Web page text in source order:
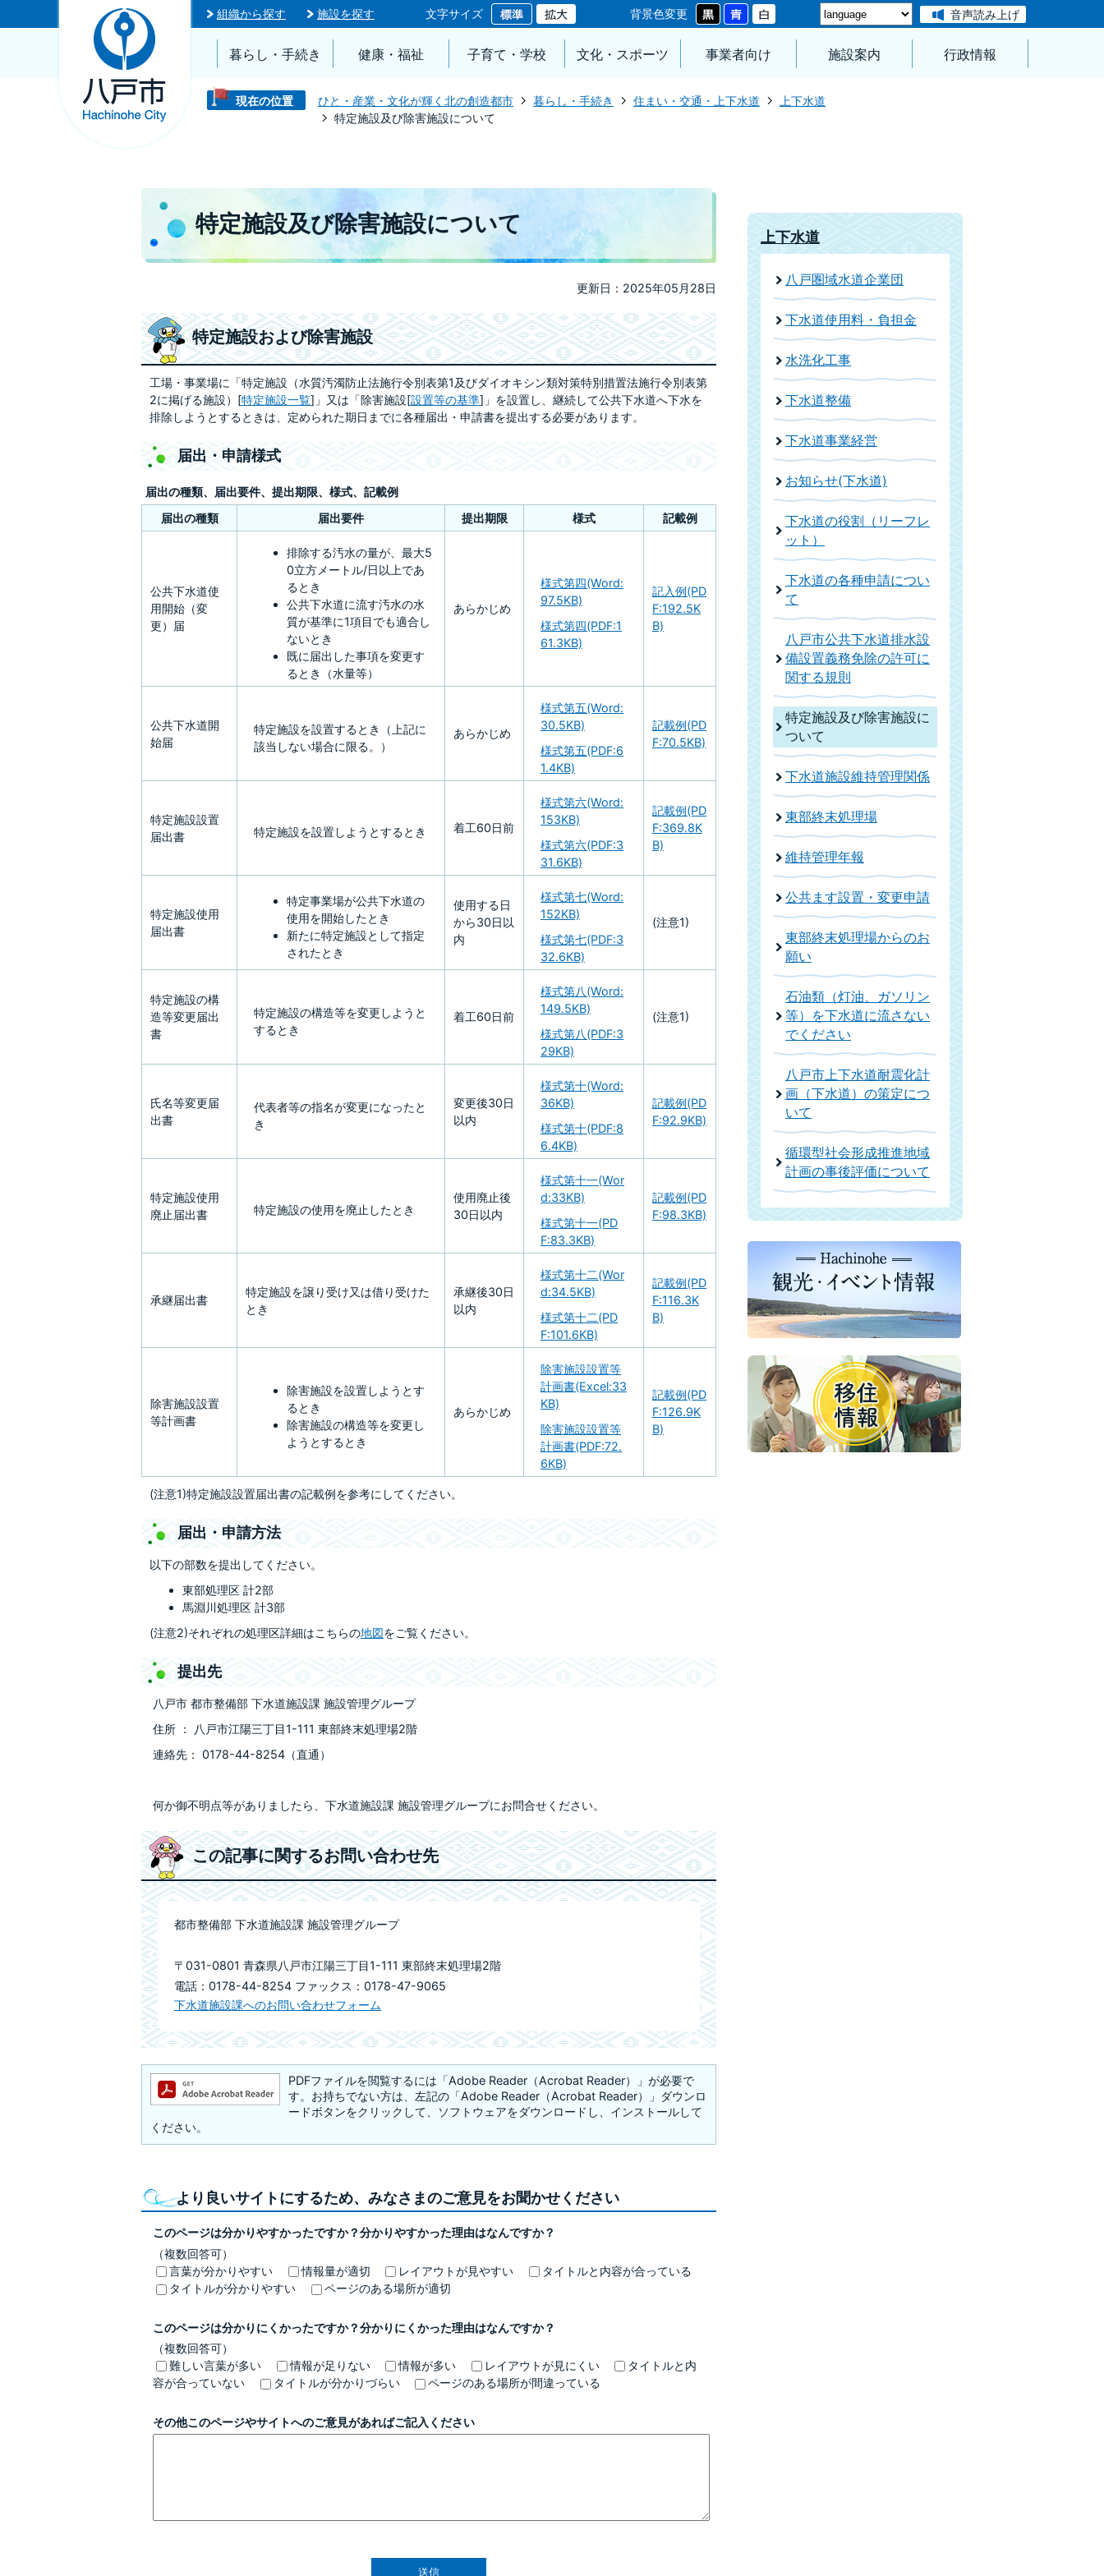
組織から探す 施設を探す 文字サイズ 背景色変更 音声読み上げ
暮らし・手続き 健康・福祉 子育て・学校 文化・スポーツ 事業者向け 施設案内 行政情報
現在の位置 ひと・産業・文化が輝く北の創造都市 暮らし・手続き 住まい・交通・上下水道
上下水道
特定施設及び除害施設について
特定施設及び除害施設について
更新日：2025年05月28日
特定施設および除害施設
工場・事業場に「特定施設（水質汚濁防止法施行令別表第1及びダイオキシン類対策特別措置法施行令別表第
2に掲げる施設）[特定施設一覧]」又は「除害施設[設置等の基準]」を設置し、継続して公共下水道へ下水を
排除しようとするときは、定められた期日までに各種届出・申請書を提出する必要があります。
届出・申請様式
届出の種類、届出要件、提出期限、様式、記載例
届出の種類
届出要件 提出期限 様式 記載例
公共下水道使
用開始（変
更）届
排除する汚水の量が、最大5
0立方メートル/日以上であ
るとき
公共下水道に流す汚水の水
質が基準に1項目でも適合し
ないとき
既に届出した事項を変更す
るとき（水量等）
あらかじめ
様式第四(Word:
97.5KB)
様式第四(PDF:1
61.3KB)
記入例(PD
F:192.5K
B)
公共下水道開
始届
特定施設を設置するとき（上記に
該当しない場合に限る。）
あらかじめ
様式第五(Word:
30.5KB)
様式第五(PDF:6
1.4KB)
記載例(PD
F:70.5KB)
特定施設設置
届出書
特定施設を設置しようとするとき 着工60日前
様式第六(Word:
153KB)
様式第六(PDF:3
31.6KB)
記載例(PD
F:369.8K
B)
特定施設使用
届出書
特定事業場が公共下水道の
使用を開始したとき
新たに特定施設として指定
されたとき
使用する日
から30日以
内
様式第七(Word:
152KB)
様式第七(PDF:3
32.6KB)
(注意1)
特定施設の構
造等変更届出
書
特定施設の構造等を変更しようと
するとき
着工60日前
様式第八(Word:
149.5KB)
様式第八(PDF:3
29KB)
(注意1)
氏名等変更届
出書
代表者等の指名が変更になったと
き
変更後30日
以内
様式第十(Word:
36KB)
様式第十(PDF:8
6.4KB)
記載例(PD
F:92.9KB)
特定施設使用
廃止届出書
特定施設の使用を廃止したとき
使用廃止後
30日以内
様式第十一(Wor
d:33KB)
様式第十一(PD
F:83.3KB)
記載例(PD
F:98.3KB)
承継届出書
特定施設を譲り受け又は借り受けた
とき
承継後30日
以内
様式第十二(Wor
d:34.5KB)
様式第十二(PD
F:101.6KB)
記載例(PD
F:116.3K
B)
除害施設設置
等計画書
除害施設を設置しようとす
るとき
除害施設の構造等を変更し
ようとするとき
あらかじめ
除害施設設置等
計画書(Excel:33
KB)
除害施設設置等
計画書(PDF:72.
6KB)
記載例(PD
F:126.9K
B)
(注意1)特定施設設置届出書の記載例を参考にしてください。
届出・申請方法
以下の部数を提出してください。
東部処理区 計2部
馬淵川処理区 計3部
(注意2)それぞれの処理区詳細はこちらの地図をご覧ください。
提出先
八戸市 都市整備部 下水道施設課 施設管理グループ
住所 ： 八戸市江陽三丁目1-111 東部終末処理場2階
連絡先： 0178-44-8254（直通）
何か御不明点等がありましたら、下水道施設課 施設管理グループにお問合せください。
この記事に関するお問い合わせ先
都市整備部 下水道施設課 施設管理グループ
〒031-0801 青森県八戸市江陽三丁目1-111 東部終末処理場2階
電話：0178-44-8254 ファックス：0178-47-9065
下水道施設課へのお問い合わせフォーム
PDFファイルを閲覧するには「Adobe Reader（Acrobat Reader）」が必要で
す。お持ちでない方は、左記の「Adobe Reader（Acrobat Reader）」ダウンロ
ードボタンをクリックして、ソフトウェアをダウンロードし、インストールして
ください。
より良いサイトにするため、みなさまのご意見をお聞かせください
このページは分かりやすかったですか？分かりやすかった理由はなんですか？
（複数回答可）
言葉が分かりやすい
情報量が適切 レイアウトが見やすい
タイトルと内容が合っている
タイトルが分かりやすい
ページのある場所が適切
このページは分かりにくかったですか？分かりにくかった理由はなんですか？
（複数回答可）
難しい言葉が多い
情報が足りない 情報が多い レイアウトが見にくい
タイトルと内
容が合っていない
タイトルが分かりづらい ページのある場所が間違っている
その他このページやサイトへのご意見があればご記入ください
上下水道
八戸圏域水道企業団
下水道使用料・負担金
水洗化工事
下水道整備
下水道事業経営
お知らせ(下水道)
下水道の役割（リーフレ
ット）
下水道の各種申請につい
て
八戸市公共下水道排水設
備設置義務免除の許可に
関する規則
特定施設及び除害施設に
ついて
下水道施設維持管理関係
東部終末処理場
維持管理年報
公共ます設置・変更申請
東部終末処理場からのお
願い
石油類（灯油、ガソリン
等）を下水道に流さない
でください
八戸市上下水道耐震化計
画（下水道）の策定につ
いて
循環型社会形成推進地域
計画の事後評価について